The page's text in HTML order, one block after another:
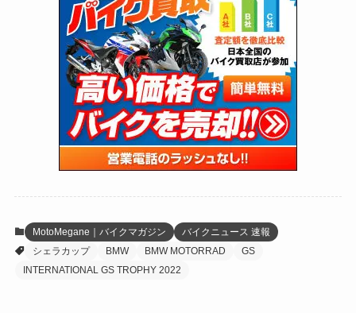
(34)
(5)
(12)
(64)
(109)
(25)
(24)
(47)
(15)
(5)
(62)
(4)
(6)
(17)
(5)
(27)
(131)
(38)
(131)
(167)
(85)
(21)
(61)
(171)
(98)
(13)
(60)
(274)
(171)
(38)
(47)
(59)
(41)
(141)
(255)
(204)
(23)
(33)
(34)
(35)
(41)
(415)
(16)
(170)
(27)
(147)
(13)
(19)
(12)
(16)
(4)
MotoMegane｜バイクマガジン
バイクニュース 速報
シェラカップ
BMW BMW MOTORRAD
GS
INTERNATIONAL GS TROPHY 2022